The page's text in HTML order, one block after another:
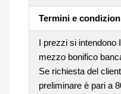
Termini e
I prezzi si intendono
mezzo bonifico
Se richiesta del
preliminare è pari a